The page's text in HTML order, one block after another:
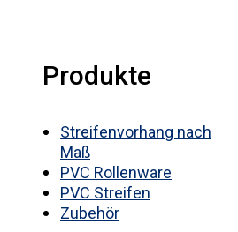
Produkte
Streifenvorhang nach
Maß
PVC Rollenware
PVC Streifen
Zubehör